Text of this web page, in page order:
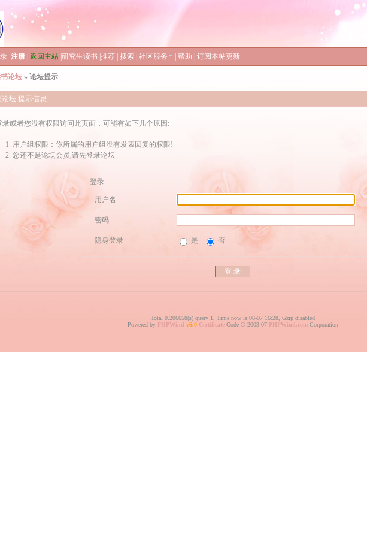
注册 返回主站 研究生读书 推荐 搜索 社区服务 帮助 订阅本帖更新
论坛 » 论坛提示
坛 提示信息
录或者您没有权限访问此页面，可能有如下几个原因:
用户组权限：你所属的用户组没有发表回复的权限!
您还不是论坛会员,请先登录论坛
登录
用户名
密码
隐身登录 是 否
Total 0.206658(s) query 1, Time now is:08-07 16:28, Gzip disabled
Powered by PHPWind v6.0 Certificate Code © 2003-07 PHPWind.com Corporation